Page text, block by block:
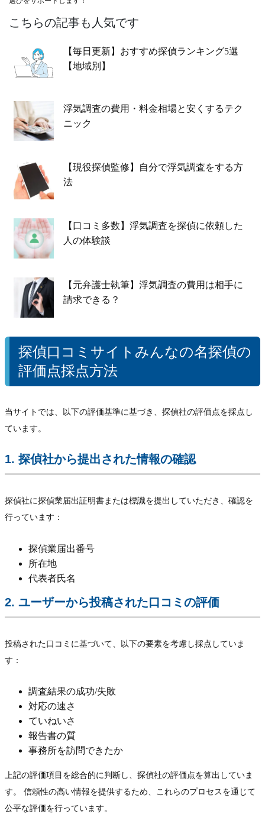
こちらの記事も人気です
【毎日更新】おすすめ探偵ランキング5選
【地域別】
浮気調査の費用・料金相場と安くするテク
ニック
【現役探偵監修】自分で浮気調査をする方
法
【口コミ多数】浮気調査を探偵に依頼した
人の体験談
【元弁護士執筆】浮気調査の費用は相手に
請求できる？
探偵口コミサイトみんなの名探偵の
評価点採点方法
当サイトでは、以下の評価基準に基づき、探偵社の評価点を採点し
ています。
1. 探偵社から提出された情報の確認
探偵社に探偵業届出証明書または標識を提出していただき、確認を
行っています：
探偵業届出番号
所在地
代表者氏名
2. ユーザーから投稿された口コミの評価
投稿された口コミに基づいて、以下の要素を考慮し採点していま
す：
調査結果の成功/失敗
対応の速さ
ていねいさ
報告書の質
事務所を訪問できたか
上記の評価項目を総合的に判断し、探偵社の評価点を算出していま
す。 信頼性の高い情報を提供するため、これらのプロセスを通じて
公平な評価を行っています。